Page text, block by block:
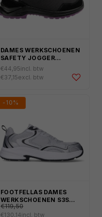
DAMES WERKSCHOENEN
SAFETY JOGGER
ORGANIC S1P LAAG
Normale
prijs
€44,95incl. btw
€37,15excl. btw
-10%
FOOTFELLAS DAMES
WERKSCHOENEN S3S
MAYA ZILVER
Normale
prijs
€144,60
€119,50
€130,14incl. btw